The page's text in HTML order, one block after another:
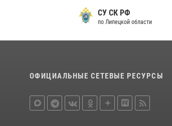
СУ СК РФ
по Липецкой области
ОФИЦИАЛЬНЫЕ СЕТЕВЫЕ РЕСУРСЫ